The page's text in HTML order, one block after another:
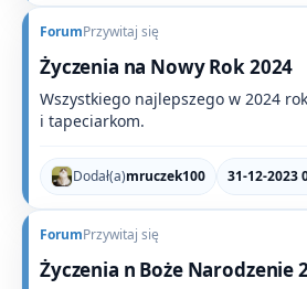
ForumPrzywitaj się
Życzenia na Nowy Rok 2024
Wszystkiego najlepszego w 2024
i tapeciarkom.
Dodał(a)mruczek100 31-12-2023
ForumPrzywitaj się
Życzenia n Boże Narodzenie